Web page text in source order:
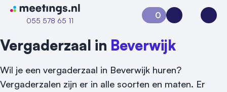
Naar home van Meetings
055 578 65 11
0
Aanvraag 0Inloggen
Vergaderzaal in Beverwijk
Wil je een vergaderzaal in Beverwijk huren?
Vergaderzalen zijn er in alle soorten en maten. Er